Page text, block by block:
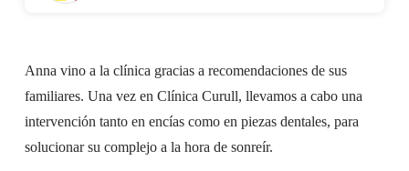
Anna vino a la clínica gracias a recomendaciones de sus
familiares. Una vez en Clínica Curull, llevamos a cabo una
intervención tanto en encías como en piezas dentales, para
solucionar su complejo a la hora de sonreír.